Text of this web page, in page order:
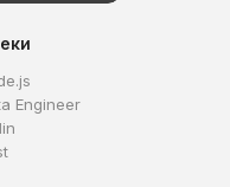
Engineer